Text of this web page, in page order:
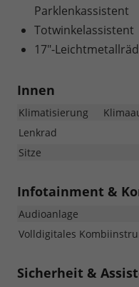
Parklenkassistent
Totwinkelassistent
17"-
Innen
Klimatisierung
Lenkrad
Sitze
Infotainment &
Audioanlage
Volldigitales
Sicherheit &